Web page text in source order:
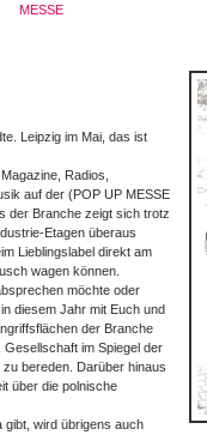
MESSE
Leipzig im Mai, das ist
Radios,
auf der (POP UP MESSE
der Branche zeigt sich trotz
Etagen überaus
Lieblingslabel direkt am
wagen können.
möchte oder
diesem Jahr mit Euch und
der Branche
im Spiegel der
bereden. Darüber hinaus
über die polnische
wird übrigens auch